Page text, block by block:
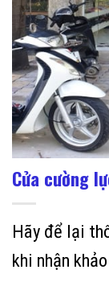
Cửa cường
Hãy để lại
khi nhận